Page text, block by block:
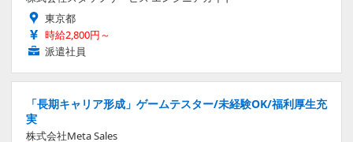
東京都
時給2,800円～
派遣社員
「長期キャリア形成」ゲームテスター/未経験OK/福利厚生充
実
株式会社Meta Sales